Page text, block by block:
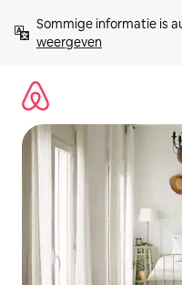
direct
naar
Sommige informatie is
weergeven